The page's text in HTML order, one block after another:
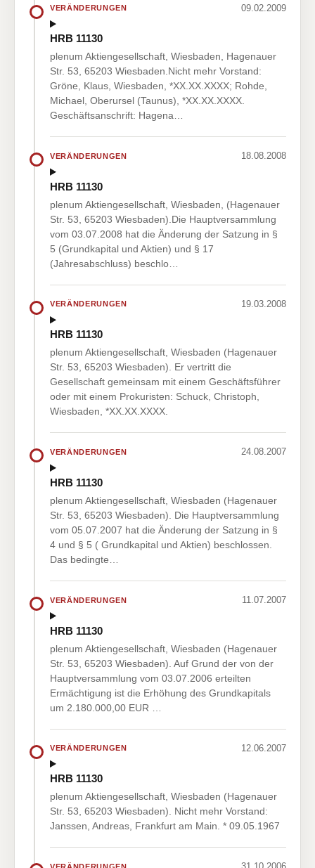
VERÄNDERUNGEN 09.02.2009
HRB 11130
plenum Aktiengesellschaft, Wiesbaden, Hagenauer
Str. 53, 65203 Wiesbaden.Nicht mehr Vorstand:
Gröne, Klaus, Wiesbaden, *XX.XX.XXXX; Rohde,
Michael, Oberursel (Taunus), *XX.XX.XXXX.
Geschäftsanschrift: Hagena…
VERÄNDERUNGEN 18.08.2008
HRB 11130
plenum Aktiengesellschaft, Wiesbaden, (Hagenauer
Str. 53, 65203 Wiesbaden).Die Hauptversammlung
vom 03.07.2008 hat die Änderung der Satzung in §
5 (Grundkapital und Aktien) und § 17
(Jahresabschluss) beschlo…
VERÄNDERUNGEN 19.03.2008
HRB 11130
plenum Aktiengesellschaft, Wiesbaden (Hagenauer
Str. 53, 65203 Wiesbaden). Er vertritt die
Gesellschaft gemeinsam mit einem Geschäftsführer
oder mit einem Prokuristen: Schuck, Christoph,
Wiesbaden, *XX.XX.XXXX.
VERÄNDERUNGEN 24.08.2007
HRB 11130
plenum Aktiengesellschaft, Wiesbaden (Hagenauer
Str. 53, 65203 Wiesbaden). Die Hauptversammlung
vom 05.07.2007 hat die Änderung der Satzung in §
4 und § 5 ( Grundkapital und Aktien) beschlossen.
Das bedingte…
VERÄNDERUNGEN 11.07.2007
HRB 11130
plenum Aktiengesellschaft, Wiesbaden (Hagenauer
Str. 53, 65203 Wiesbaden). Auf Grund der von der
Hauptversammlung vom 03.07.2006 erteilten
Ermächtigung ist die Erhöhung des Grundkapitals
um 2.180.000,00 EUR …
VERÄNDERUNGEN 12.06.2007
HRB 11130
plenum Aktiengesellschaft, Wiesbaden (Hagenauer
Str. 53, 65203 Wiesbaden). Nicht mehr Vorstand:
Janssen, Andreas, Frankfurt am Main. * 09.05.1967